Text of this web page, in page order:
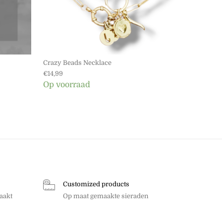
Crazy Beads Necklace
€14,99
Op voorraad
Customized products
Op maat gemaakte sieraden